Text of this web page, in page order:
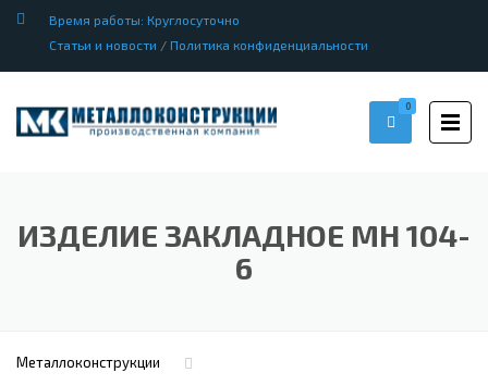
Время работы: Круглосуточно
Статьи и новости / Политика конфиденциальности
0
ИЗДЕЛИЕ ЗАКЛАДНОЕ МН 104-
6
Металлоконструкции